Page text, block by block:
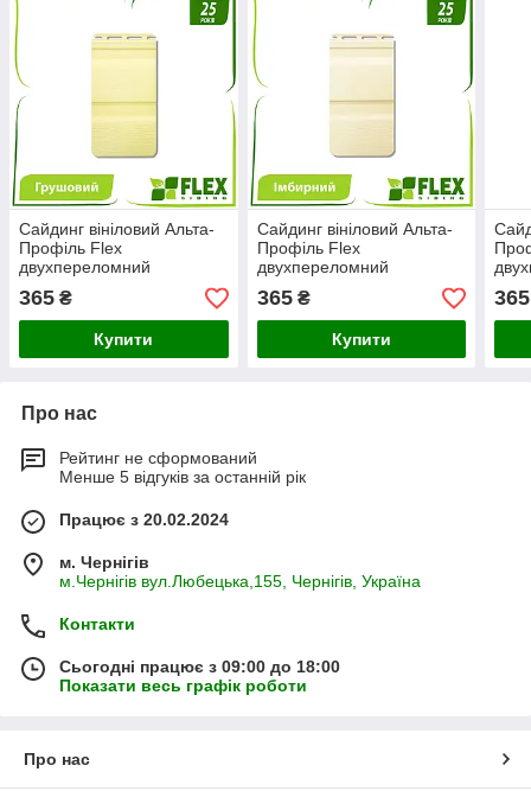
Сайдинг вініловий Альта-
Профіль Flex
двухпереломний
3660х230х1,1 мм
грушевий
365 ₴
Купити
Сайдинг вініловий Альта-
Профіль Flex
двухпереломний
3660х230х1,1 мм
імбирний
365₴
Купити
365
Про нас
Рейтинг не сформований
Менше 5 відгуків за останній рік
Працює з 20.02.2024
м. Чернігів
м.Чернігів вул.Любецька,155, Чернігів, Україна
Контакти
Сьогодні працює з 09:00 до 18:00
Показати весь графік роботи
Про нас